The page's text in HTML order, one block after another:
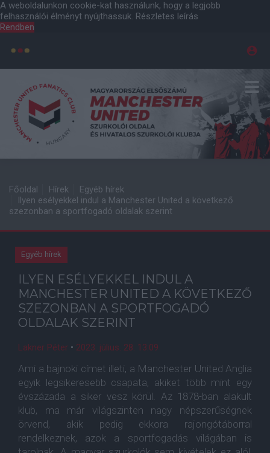
A weboldalunkon cookie-kat használunk, hogy a legjobb
felhasználói élményt nyújthassuk. Részletes leírás
Rendben
Főoldal Hírek
Egyéb hírek
Ilyen esélyekkel indul a Manchester United a következő
szezonban a sportfogadó oldalak szerint
Egyéb hírek
ILYEN ESÉLYEKKEL INDUL A
MANCHESTER UNITED A KÖVETKEZŐ
SZEZONBAN A SPORTFOGADÓ
OLDALAK SZERINT
Lakner Péter • 2023. július. 28. 13:09
Ami a bajnoki címet illeti, a Manchester United Anglia
egyik legsikeresebb csapata, akiket több mint egy
évszázada a siker vesz körül. Az 1878-ban alakult
klub, ma már világszinten nagy népszerűségnek
örvend, akik pedig ekkora rajongótáborral
rendelkeznek, azok a sportfogadás világában is